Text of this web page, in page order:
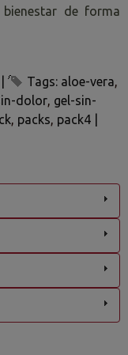
de forma
Tags: aloe-vera
dolor gel-sin-
packs pack4